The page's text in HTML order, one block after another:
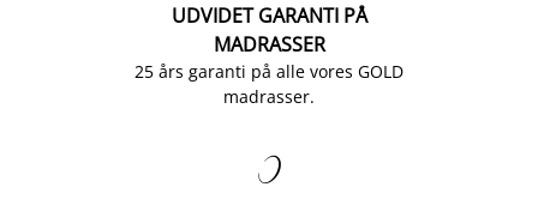
UDVIDET GARANTI PÅ
MADRASSER
25 års garanti på alle vores GOLD
madrasser.
